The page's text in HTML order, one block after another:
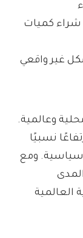
كميات
غير واقعي
وعالمية.
نسبيًا
ومع